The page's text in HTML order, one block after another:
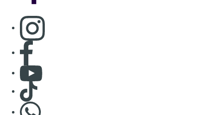
Connaître BX1
Publicité
Offres d'emploi
Contact
Mentions légales
Politique de cookies (UE)
Gérer les cookies